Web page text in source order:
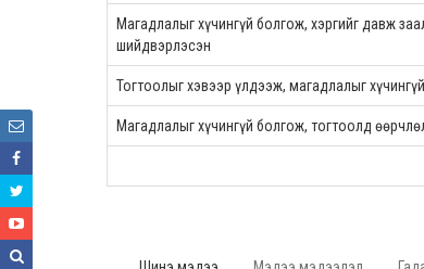
Магадлалыг хүчингүй болгож, хэргийг давж
шийдвэрлэсэн
Тогтоолыг хэвээр үлдээж, магадлалыг
Магадлалыг хүчингүй болгож, тогтоолд